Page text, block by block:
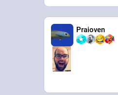
Praioven